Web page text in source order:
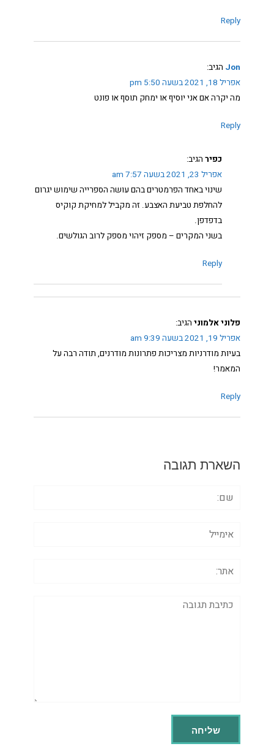
Reply
Jon הגיב:
אפריל 18, 2021 בשעה 5:50 pm
מה יקרה אם אני יוסיף או ימחק תוסף או פונט
Reply
כפיר הגיב:
אפריל 23, 2021 בשעה 7:57 am
שינוי באחד הפרמטרים בהם עושה הספרייה שימוש יגרום
להחלפת טביעת האצבע. זה מקביל למחיקת קוקיס
בדפדפן.
בשני המקרים – מספק זיהוי מספק לרוב הגולשים.
Reply
פלוני אלמוני הגיב:
אפריל 19, 2021 בשעה 9:39 am
בעיות מודרניות מצריכות פתרונות מודרנים, תודה רבה על
המאמר!
Reply
השארת תגובה
תגובה